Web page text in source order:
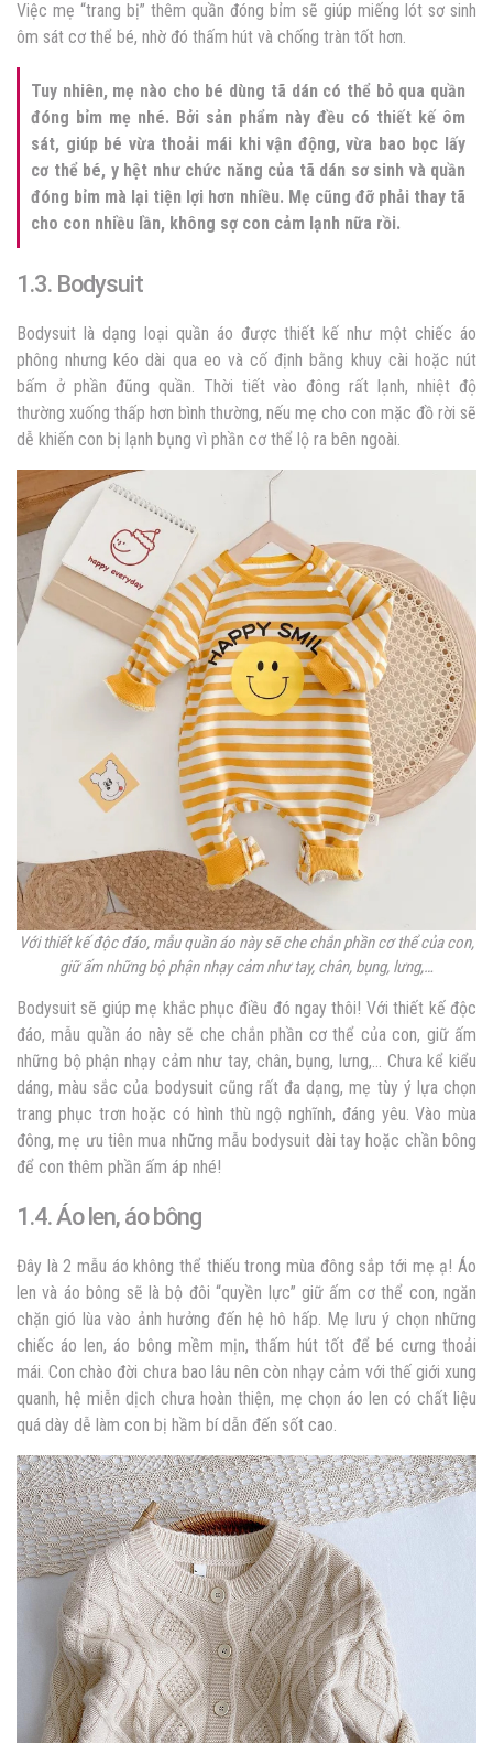
Việc mẹ “trang bị” thêm quần đóng bỉm sẽ giúp miếng lót sơ sinh
ôm sát cơ thể bé, nhờ đó thấm hút và chống tràn tốt hơn.
Tuy nhiên, mẹ nào cho bé dùng tã dán có thể bỏ qua quần
đóng bỉm mẹ nhé. Bởi sản phẩm này đều có thiết kế ôm
sát, giúp bé vừa thoải mái khi vận động, vừa bao bọc lấy
cơ thể bé, y hệt như chức năng của tã dán sơ sinh và quần
đóng bỉm mà lại tiện lợi hơn nhiều. Mẹ cũng đỡ phải thay tã
cho con nhiều lần, không sợ con cảm lạnh nữa rồi.
1.3. Bodysuit
Bodysuit là dạng loại quần áo được thiết kế như một chiếc áo
phông nhưng kéo dài qua eo và cố định bằng khuy cài hoặc nút
bấm ở phần đũng quần. Thời tiết vào đông rất lạnh, nhiệt độ
thường xuống thấp hơn bình thường, nếu mẹ cho con mặc đồ rời sẽ
dễ khiến con bị lạnh bụng vì phần cơ thể lộ ra bên ngoài.
Với thiết kế độc đáo, mẫu quần áo này sẽ che chắn phần cơ thể của con,
giữ ấm những bộ phận nhạy cảm như tay, chân, bụng, lưng,…
Bodysuit sẽ giúp mẹ khắc phục điều đó ngay thôi! Với thiết kế độc
đáo, mẫu quần áo này sẽ che chắn phần cơ thể của con, giữ ấm
những bộ phận nhạy cảm như tay, chân, bụng, lưng,… Chưa kể kiểu
dáng, màu sắc của bodysuit cũng rất đa dạng, mẹ tùy ý lựa chọn
trang phục trơn hoặc có hình thù ngộ nghĩnh, đáng yêu. Vào mùa
đông, mẹ ưu tiên mua những mẫu bodysuit dài tay hoặc chần bông
để con thêm phần ấm áp nhé!
1.4. Áo len, áo bông
Đây là 2 mẫu áo không thể thiếu trong mùa đông sắp tới mẹ ạ! Áo
len và áo bông sẽ là bộ đôi “quyền lực” giữ ấm cơ thể con, ngăn
chặn gió lùa vào ảnh hưởng đến hệ hô hấp. Mẹ lưu ý chọn những
chiếc áo len, áo bông mềm mịn, thấm hút tốt để bé cưng thoải
mái. Con chào đời chưa bao lâu nên còn nhạy cảm với thế giới xung
quanh, hệ miễn dịch chưa hoàn thiện, mẹ chọn áo len có chất liệu
quá dày dễ làm con bị hầm bí dẫn đến sốt cao.